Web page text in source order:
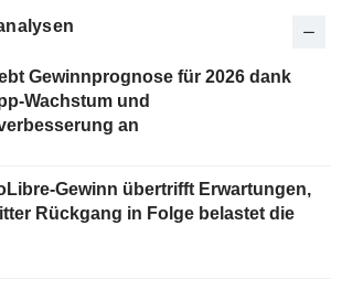
Gewinnprognose für 2026 dank
Wachstum und
an
Gewinn übertrifft Erwartungen,
Rückgang in Folge belastet die